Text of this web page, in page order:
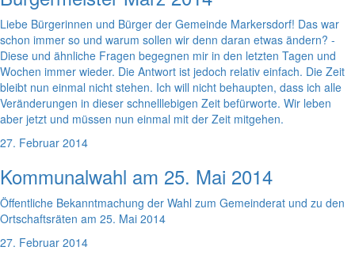
Liebe Bürgerinnen und Bürger der Gemeinde Markersdorf! Das war
schon immer so und warum sollen wir denn daran etwas ändern? -
Diese und ähnliche Fragen begegnen mir in den letzten Tagen und
Wochen immer wieder. Die Antwort ist jedoch relativ einfach. Die Zeit
bleibt nun einmal nicht stehen. Ich will nicht behaupten, dass ich alle
Veränderungen in dieser schnelllebigen Zeit befürworte. Wir leben
aber jetzt und müssen nun einmal mit der Zeit mitgehen.
27. Februar 2014
Kommunalwahl am 25. Mai 2014
Öffentliche Bekanntmachung der Wahl zum Gemeinderat und zu den
Ortschaftsräten am 25. Mai 2014
27. Februar 2014